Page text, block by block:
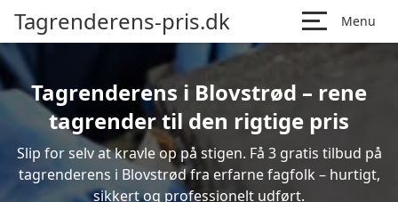
Tagrenderens-pris.dk Menu
Tagrenderens i Blovstrød – rene
tagrender til den rigtige pris
Slip for selv at kravle op på stigen. Få 3 gratis tilbud på
tagrenderens i Blovstrød fra erfarne fagfolk – hurtigt,
sikkert og professionelt udført.